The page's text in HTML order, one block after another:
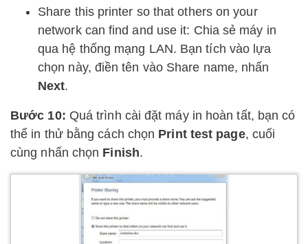
Share this printer so that others on your
network can find and use it: Chia sẻ máy in
qua hệ thống mạng LAN. Bạn tích vào lựa
chọn này, điền tên vào Share name, nhấn
Next.
Bước 10: Quá trình cài đặt máy in hoàn tất, bạn có
thể in thử bằng cách chọn Print test page, cuối
cùng nhấn chọn Finish.